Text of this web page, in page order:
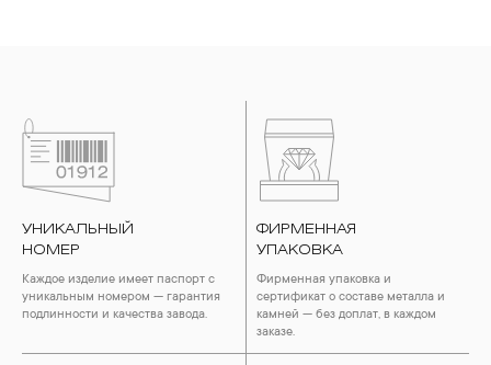
УНИКАЛЬНЫЙ
НОМЕР
Каждое изделие имеет паспорт с
уникальным номером — гарантия
подлинности и качества завода.
ФИРМЕННАЯ
УПАКОВКА
Фирменная упаковка и
сертификат о составе металла и
камней — без доплат, в каждом
заказе.